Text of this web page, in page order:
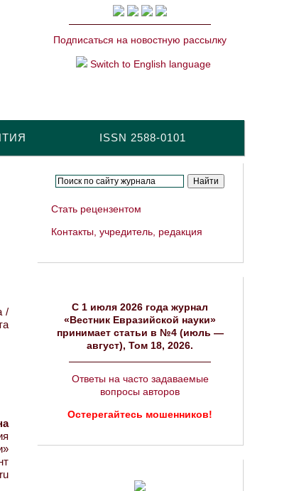
Подписаться на новостную рассылку
Switch to English language
ISSN 2588-0101
/
Стать рецензентом
Контакты, учредитель, редакция
C 1 июля 2026 года журнал
«Вестник Евразийской науки»
принимает статьи в №4 (июль —
август), Том 18, 2026.
Ответы на часто задаваемые
вопросы авторов
Остерегайтесь мошенников!